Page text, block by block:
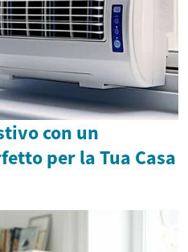
con un
per la Tua Casa